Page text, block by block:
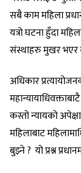
सबै काम महिला
यत्रो घटना हुँदा
संस्थाहरु मुखर
अधिकार
कस्तो न्यायको
महिलाबाट
बुझ्ने ? यो प्रश्न